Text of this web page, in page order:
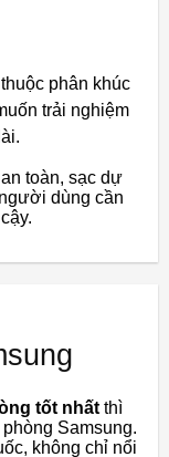
phân khúc
trải nghiệm
toàn, sạc dự
dùng cần
tốt nhất thì
Samsung.
không chỉ nổi